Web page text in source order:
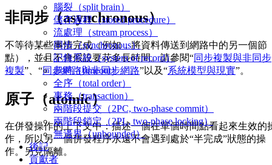
腦裂（split brain）
儲存過程（stored procedure）
流處理（stream process）
同步（synchronous）
記錄系統（system of record）
超時（timeout）
全序（total order）
事務（transaction）
兩階段提交（2PC, two-phase commit）
兩階段鎖定（2PL, two-phase locking）
無邊界（unbounded）
後記
貢獻者
非同步（asynchronous）
不等待某些事情完成（例如，將資料傳送到網路中的另一個節
點），並且不會假設要花多長時間。請參閱“同步複製與非同步
複製”、“同步網路與非同步網路”以及“系統模型與現實”。
原子（atomic）
在併發操作的上下文中：描述一個在單個時間點看起來生效的
作，所以另一個併發程序永遠不會遇到處於“半完成”狀態的操
作。另見隔離。